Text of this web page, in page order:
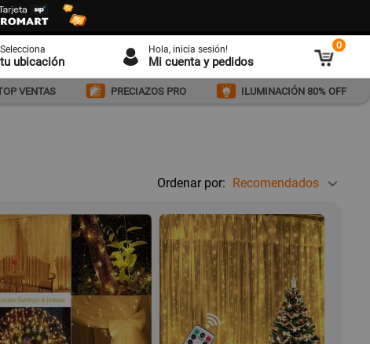
Selecciona
tu ubicación
Hola, inicia sesión!
Mi cuenta y pedidos
0
VENTAS PRECIAZOS PRO ILUMINACIÓN 80% OFF
Ordenar por: Recomendados